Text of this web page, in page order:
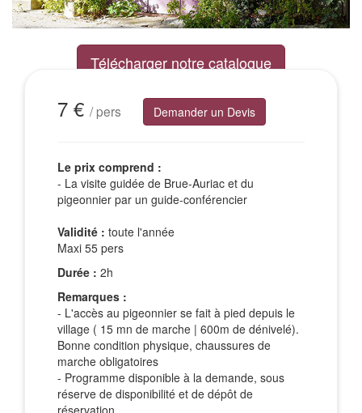
Télécharger notre catalogue
7 € / pers Demander un Devis
Le prix comprend :
- La visite guidée de Brue-Auriac et du
pigeonnier par un guide-conférencier
Validité : toute l'année
Maxi 55 pers
Durée : 2h
Remarques :
- L'accès au pigeonnier se fait à pied depuis le
village ( 15 mn de marche | 600m de dénivelé).
Bonne condition physique, chaussures de
marche obligatoires
- Programme disponible à la demande, sous
réserve de disponibilité et de dépôt de
réservation